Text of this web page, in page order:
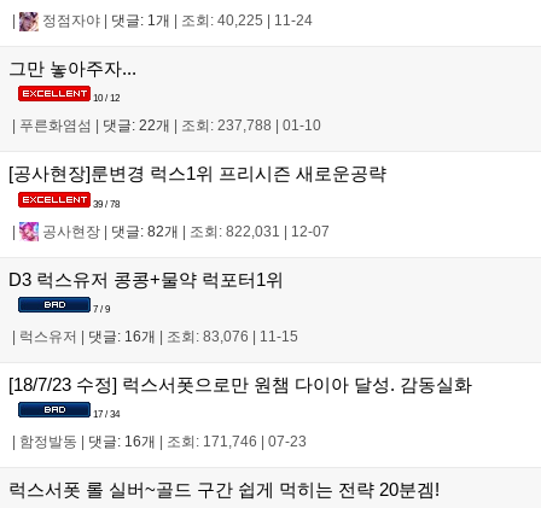
정점자야 댓글: 1개 조회: 40,225 11-24
그만 놓아주자...
10 / 12
푸른화염섬 댓글: 22개 조회: 237,788 01-10
[공사현장]룬변경 럭스1위 프리시즌 새로운공략
39 / 78
| 공사현장 | 댓글: 82개 | 조회: 822,031 | 12-07
D3 럭스유저 콩콩+물약 럭포터1위
7 / 9
럭스유저 댓글: 16개 조회: 83,076 11-15
[18/7/23 수정] 럭스서폿으로만 원챔 다이아 달성. 감동실화
17 / 34
함정발동 댓글: 16개 조회: 171,746 07-23
럭스서폿 롤 실버~골드 구간 쉽게 먹히는 전략 20분겜!